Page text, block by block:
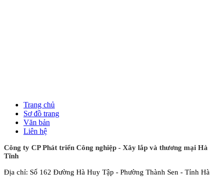
Trang chủ
Sơ đồ trang
Văn bản
Liên hệ
Công ty CP Phát triển Công nghiệp - Xây lắp và thương mại Hà
Tĩnh
Địa chỉ: Số 162 Đường Hà Huy Tập - Phường Thành Sen - Tỉnh Hà